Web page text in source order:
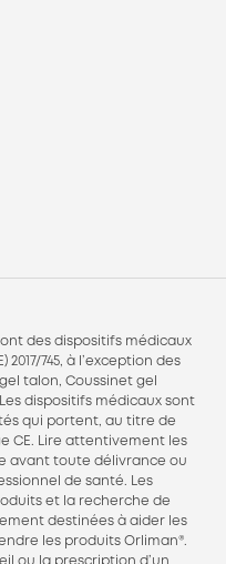
des dispositifs médicaux
745, à l’exception des
talon, Coussinet gel
dispositifs médicaux sont
qui portent, au titre de
CE. Lire attentivement les
avant toute délivrance ou
de santé. Les
et la recherche de
destinées à aider les
les produits Orliman®.
ou la prescription d’un